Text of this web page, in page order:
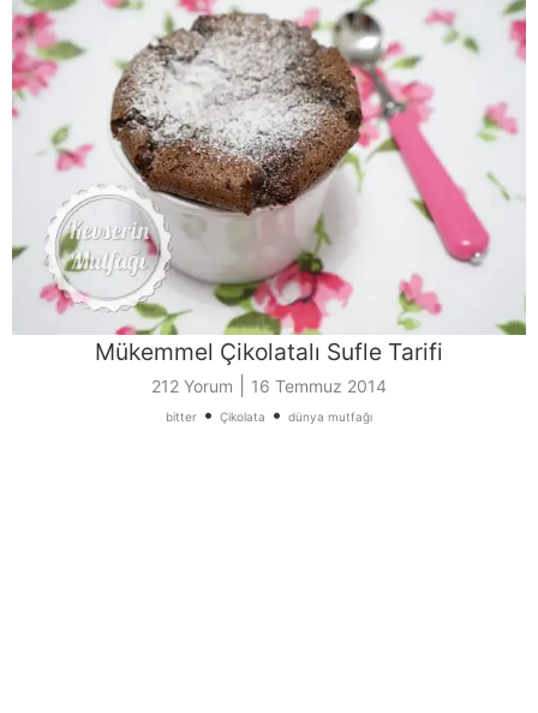
Mükemmel Çikolatalı Sufle Tarifi
212 Yorum 16 Temmuz 2014
bitter • Çikolata • dünya mutfağı